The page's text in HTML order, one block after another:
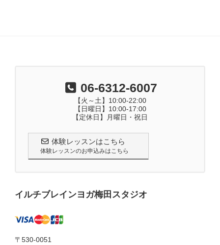
06-6312-6007
【火～土】10:00-22:00
【日曜日】10:00-17:00
【定休日】月曜日・祝日
体験レッスンはこちら
体験レッスンのお申込みはこちら
イルチブレインヨガ梅田スタジオ
〒530-0051